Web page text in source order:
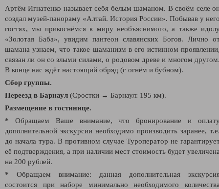
Артём Игнатенко называет себя белым шаманом. В своём селе
создал музей-панораму «Алтай. История России». Побывав у
гостях, мы прикоснёмся к миру необъяснимого, а также
«Золотая Баба», увидим пантеон славянских Богов. Лично
шамана узнаем, что такое шаманизм в его истинном
связан ли он со злыми силами, о родовом древе и многом
В конце нас ждёт настоящий обряд (с огнём и бубном).
Сбор группы.
Переезд в Барнаул (Сростки → Барнаул: 195 км).
Размещение в гостинице.
* Обращаем Ваше внимание, что бронирование и
дополнительной экскурсии необходимо производить заранее,
до начала тура. В противном случае Туроператор не
её подтверждения, а при наличии мест стоимость будет
на 200 рублей.
* Обращаем внимание: данная дополнительная
состоится при наборе минимально необходимого